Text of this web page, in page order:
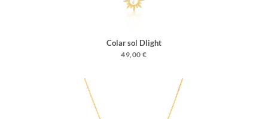
Colar sol Dlight
49,00 €